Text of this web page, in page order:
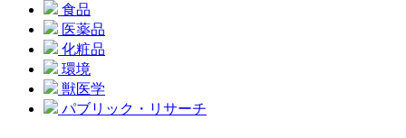
食品
医薬品
化粧品
環境
獣医学
パブリック・リサーチ